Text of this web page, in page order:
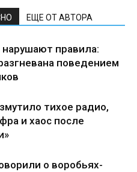
ЕЩЕ ОТ АВТОРА
правила:
поведением
тихое радио,
и хаос после
о воробьях-